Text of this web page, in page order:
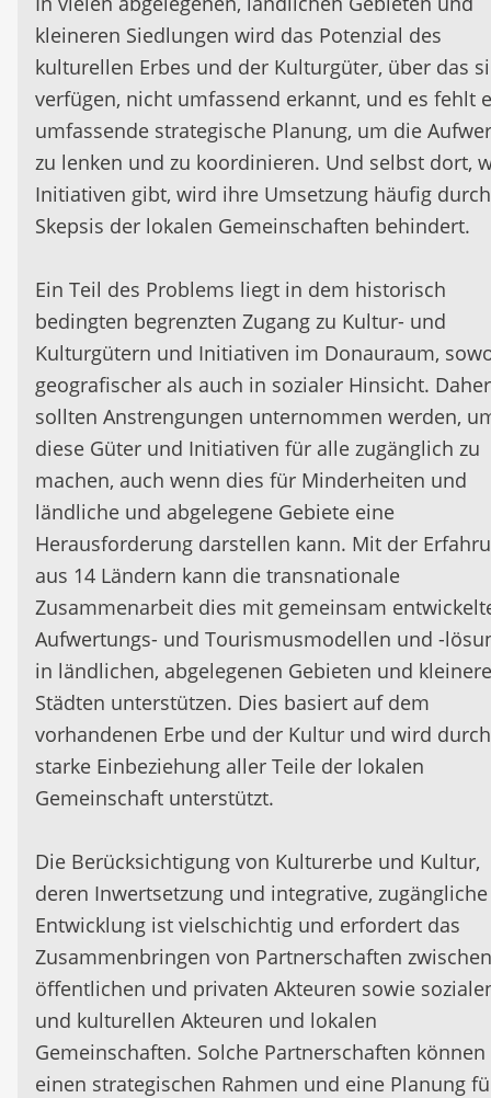
kleineren Siedlungen wird das Potenzial des
kulturellen Erbes und der Kulturgüter, über das
verfügen, nicht umfassend erkannt, und es fehlt
umfassende strategische Planung, um die
zu lenken und zu koordinieren. Und selbst dort,
Initiativen gibt, wird ihre Umsetzung häufig
Skepsis der lokalen Gemeinschaften behindert.
Ein Teil des Problems liegt in dem historisch
bedingten begrenzten Zugang zu Kultur- und
Kulturgütern und Initiativen im Donauraum,
geografischer als auch in sozialer Hinsicht. Daher
sollten Anstrengungen unternommen werden,
diese Güter und Initiativen für alle zugänglich zu
machen, auch wenn dies für Minderheiten und
ländliche und abgelegene Gebiete eine
Herausforderung darstellen kann. Mit der
aus 14 Ländern kann die transnationale
Zusammenarbeit dies mit gemeinsam
Aufwertungs- und Tourismusmodellen und -
in ländlichen, abgelegenen Gebieten und
Städten unterstützen. Dies basiert auf dem
vorhandenen Erbe und der Kultur und wird
starke Einbeziehung aller Teile der lokalen
Gemeinschaft unterstützt.
Die Berücksichtigung von Kulturerbe und Kultur,
deren Inwertsetzung und integrative, zugängliche
Entwicklung ist vielschichtig und erfordert das
Zusammenbringen von Partnerschaften zwischen
öffentlichen und privaten Akteuren sowie
und kulturellen Akteuren und lokalen
Gemeinschaften. Solche Partnerschaften können
einen strategischen Rahmen und eine Planung